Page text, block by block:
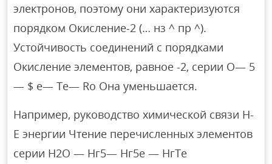
электронов, поэтому они характеризуются
порядком Окисление-2 (… нз ^ пр ^).
Устойчивость соединений с порядками
Окисление элементов, равное -2, серии O— 5
— $ e— Te— Ro Она уменьшается.
Например, руководство химической связи H-
E энергии Чтение перечисленных элементов
серии Н2О — Нг5— Нг5е — НгТе